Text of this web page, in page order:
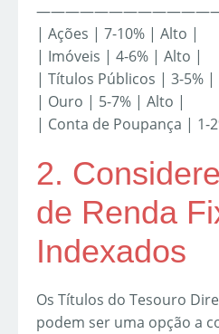
| Ações | 7-10% | Alto |
| Imóveis | 4-6% | Alto |
| Títulos Públicos | 3-5% |
| Ouro | 5-7% | Alto |
| Conta de Poupança | 1-
2.
de Renda
Indexados
Os Títulos do Tesouro
podem ser uma opção a